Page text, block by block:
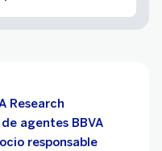
Research
agentes BBVA
responsable